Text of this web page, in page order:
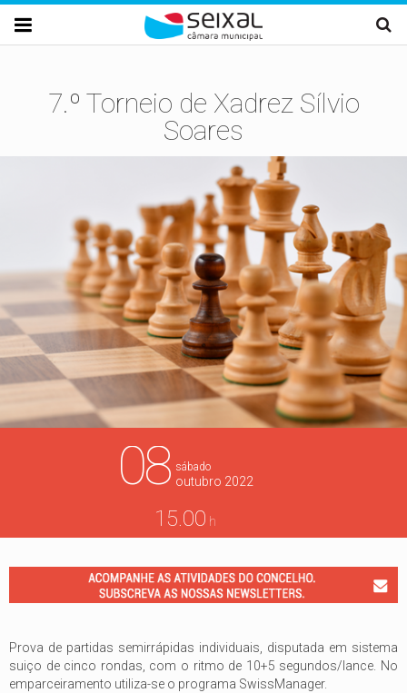
Passar para o conteúdo principal

7.º Torneio de Xadrez Sílvio
Soares
08 sábado
outubro 2022
15.00 h
Prova de partidas semirrápidas individuais, disputada em sistema
suiço de cinco rondas, com o ritmo de 10+5 segundos/lance. No
emparceiramento utiliza-se o programa SwissManager.